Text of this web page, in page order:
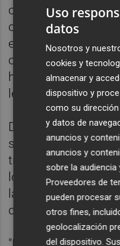
comparar esta
cooperativismo
estandarte tiene a
cuando contratan
hacen sometidas
legislación laboral".
Desde Fica-UGT-
seguirán luchando
trabajo sin
los costes
la caja de las
desempleo
Uso
datos
Nosotros y
cookies y
almacenar y
dispositivo y
como su
y datos de
anuncios y
anuncios y
sobre la
Proveedores de
pueden procesar
otros fines,
geolocalización
del dispositivo.